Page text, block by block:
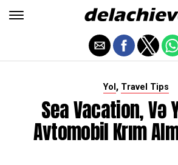
Yol , Travel Tips
Sea Vacation, Və
Avtomobil Krım